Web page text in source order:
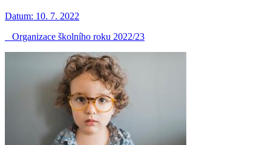
Datum: 10. 7. 2022
Organizace školního roku 2022/23